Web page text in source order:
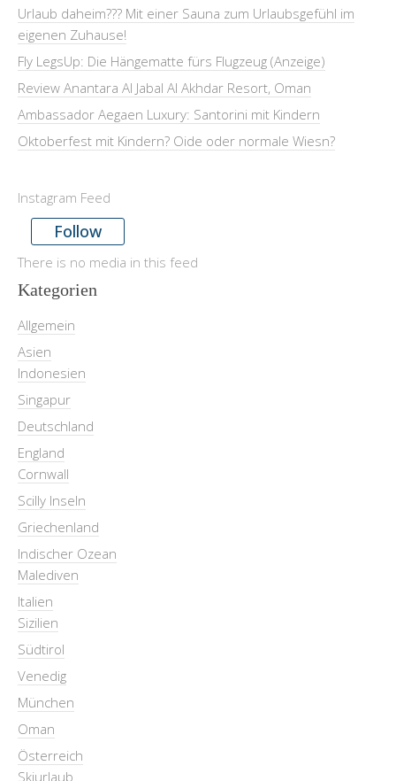
Urlaub daheim??? Mit einer Sauna zum Urlaubsgefühl im
eigenen Zuhause!
Fly LegsUp: Die Hängematte fürs Flugzeug (Anzeige)
Review Anantara Al Jabal Al Akhdar Resort, Oman
Ambassador Aegaen Luxury: Santorini mit Kindern
Oktoberfest mit Kindern? Oide oder normale Wiesn?
Instagram Feed
Follow
There is no media in this feed
Kategorien
Allgemein
Asien
Indonesien
Singapur
Deutschland
England
Cornwall
Scilly Inseln
Griechenland
Indischer Ozean
Malediven
Italien
Sizilien
Südtirol
Venedig
München
Oman
Österreich
Skiurlaub